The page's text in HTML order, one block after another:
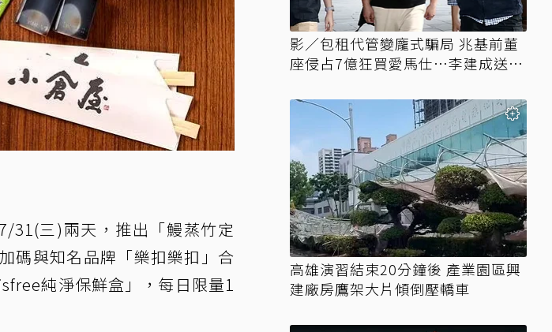
31(三)兩天，推出「鰻蒸竹定
碼與知名品牌「樂扣樂扣」合
純淨保鮮盒」，每日限量1
影／包租代管變龐式騙局 兆基前董
座侵占7億狂買愛馬仕…李建成送北
高雄演習結束20分鐘後 產業園區興
建廠房鷹架大片傾倒壓轎車